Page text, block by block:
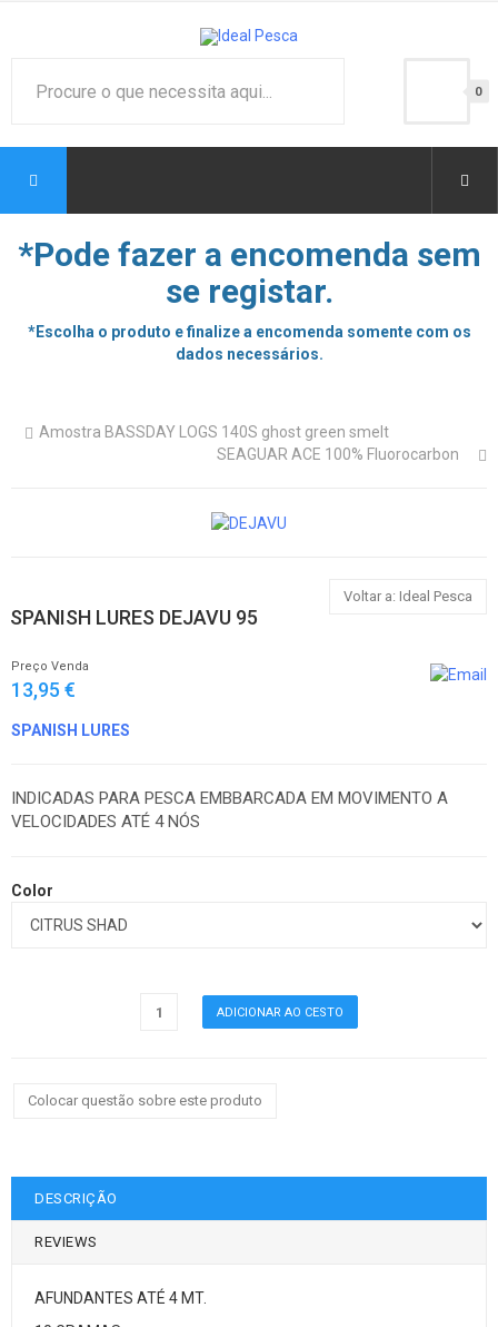
0
*Pode fazer a encomenda sem
se registar.
*Escolha o produto e finalize a encomenda somente com os
dados necessários.
Amostra BASSDAY LOGS 140S ghost green smelt
SEAGUAR ACE 100% Fluorocarbon
Voltar a: Ideal Pesca
SPANISH LURES DEJAVU 95
Preço Venda
13,95 €
SPANISH LURES
INDICADAS PARA PESCA EMBBARCADA EM MOVIMENTO A
VELOCIDADES ATÉ 4 NÓS
Color
Colocar questão sobre este produto
DESCRIÇÃO
REVIEWS
AFUNDANTES ATÉ 4 MT.